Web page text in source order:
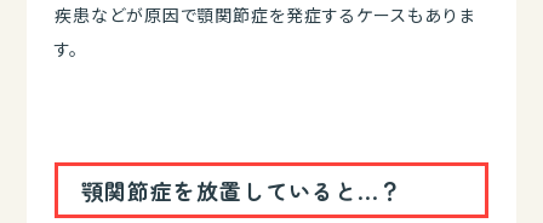
疾患などが原因で顎関節症を発症するケースもありま
す。
顎関節症を放置していると...？